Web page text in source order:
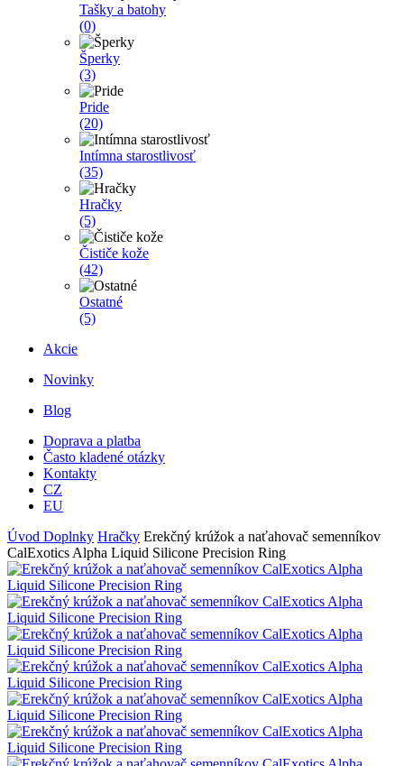
Tašky a batohy
(0)
Šperky
(3)
Pride
(20)
Intímna starostlivosť
(35)
Hračky
(5)
Čističe kože
(42)
Ostatné
(5)
Akcie
Novinky
Blog
Doprava a platba
Často kladené otázky
Kontakty
CZ
EU
Úvod Doplnky Hračky Erekčný krúžok a naťahovač semenníkov
CalExotics Alpha Liquid Silicone Precision Ring